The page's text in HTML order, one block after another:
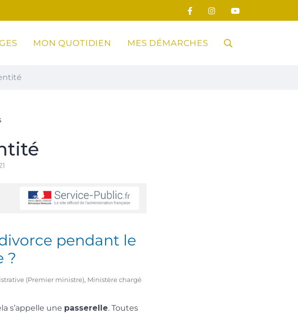
MON QUOTIDIEN MES DÉMARCHES RECHERCHE
pendant le
?
(Premier ministre), Ministère chargé
s’appelle une passerelle. Toutes